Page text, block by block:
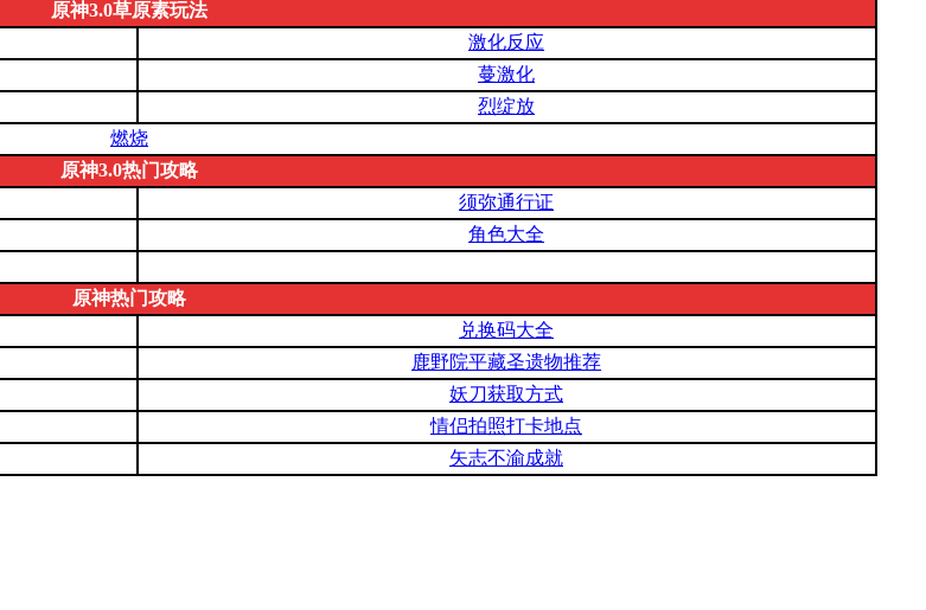
原神3.0草原素玩法
激化反应
蔓激化
烈绽放
燃烧
原神3.0热门攻略
须弥通行证
角色大全
原神热门攻略
兑换码大全
鹿野院平藏圣遗物推荐
妖刀获取方式
情侣拍照打卡地点
矢志不渝成就